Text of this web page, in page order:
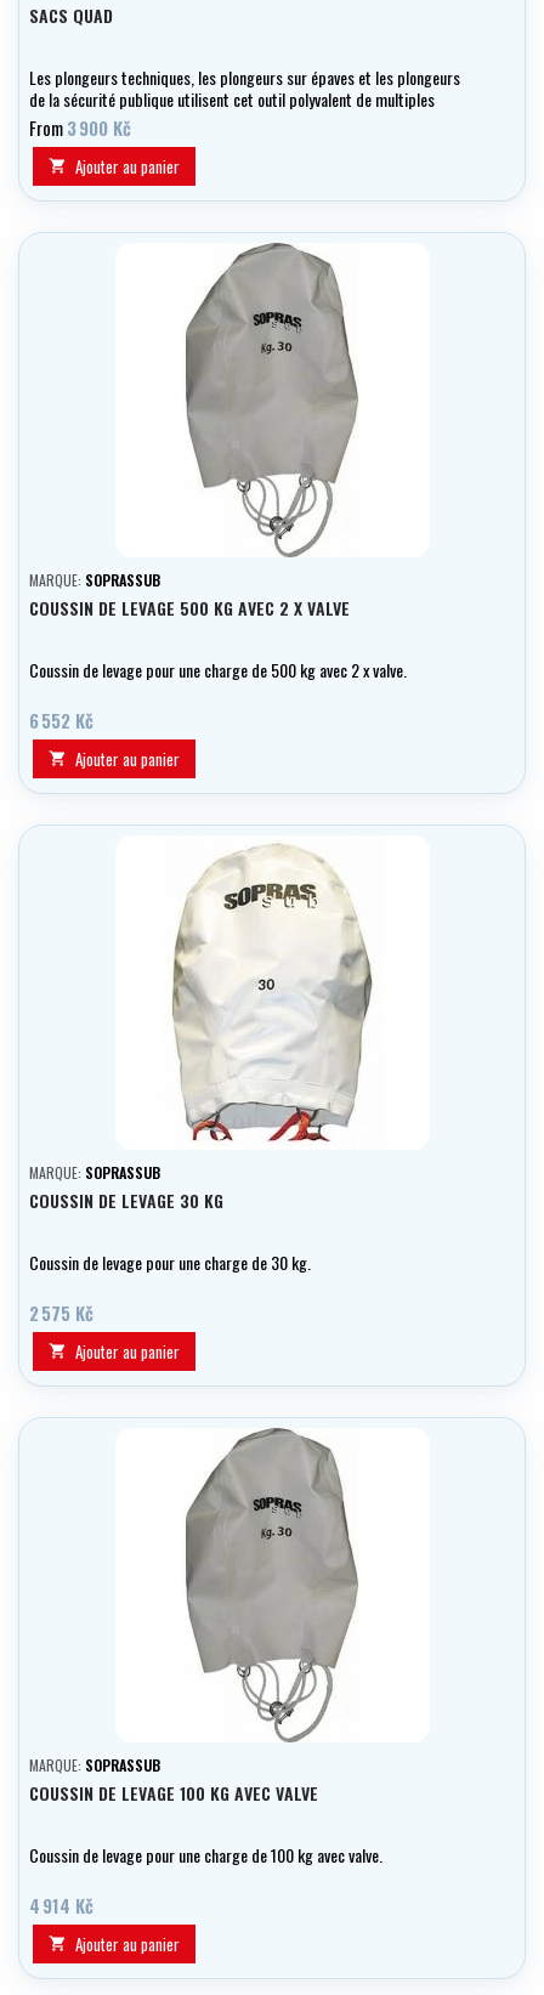
SACS QUAD
Les plongeurs techniques, les plongeurs sur épaves et les plongeurs
de la sécurité publique utilisent cet outil polyvalent de multiples
façons, notamment pour récupérer des objets ou comme sac sec
pour stocker et protéger des objets de valeur ou des effets
personnels.
From3 900 Kč
 Ajouter au panier
MARQUE: SOPRASSUB
COUSSIN DE LEVAGE 500 KG AVEC 2 X VALVE
Coussin de levage pour une charge de 500 kg avec 2 x valve.
6 552 Kč
 Ajouter au panier
MARQUE: SOPRASSUB
COUSSIN DE LEVAGE 30 KG
Coussin de levage pour une charge de 30 kg.
2 575 Kč
 Ajouter au panier
MARQUE: SOPRASSUB
COUSSIN DE LEVAGE 100 KG AVEC VALVE
Coussin de levage pour une charge de 100 kg avec valve.
4 914 Kč
 Ajouter au panier